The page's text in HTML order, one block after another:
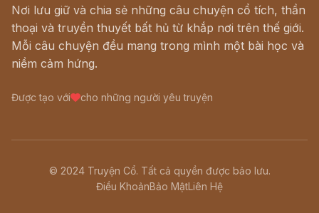
Nơi lưu giữ và chia sẻ những câu chuyện cổ tích, thần
thoại và truyền thuyết bất hủ từ khắp nơi trên thế giới.
Mỗi câu chuyện đều mang trong mình một bài học và
niềm cảm hứng.
Được tạo với cho những người yêu truyện
© 2024 Truyện Cổ. Tất cả quyền được bảo lưu.
Điều KhoảnBảo MậtLiên Hệ